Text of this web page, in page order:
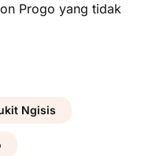
Progo yang tidak
Ngisis